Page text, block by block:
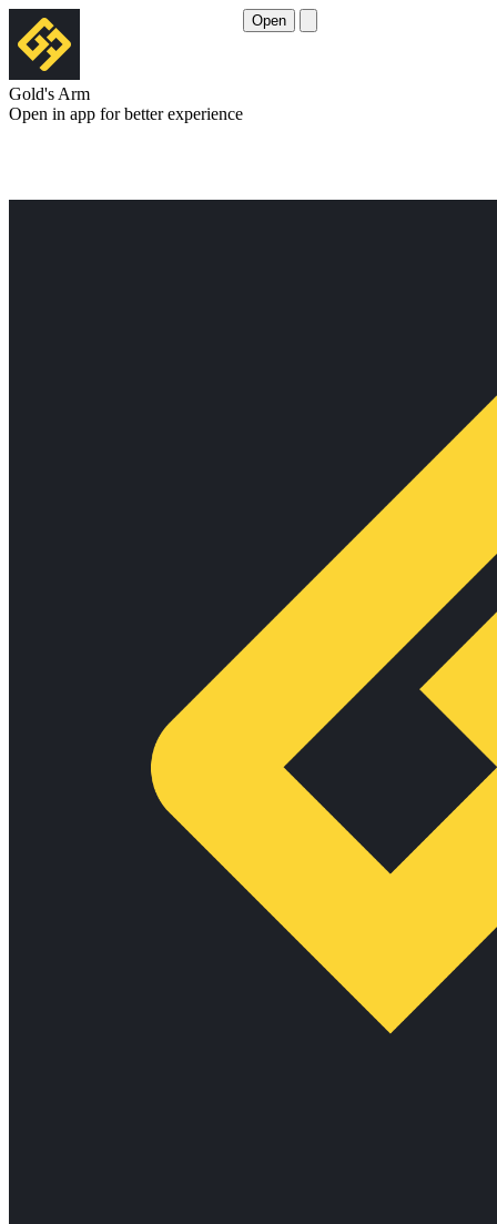
Gold's Arm
Open in app for better experience
Open